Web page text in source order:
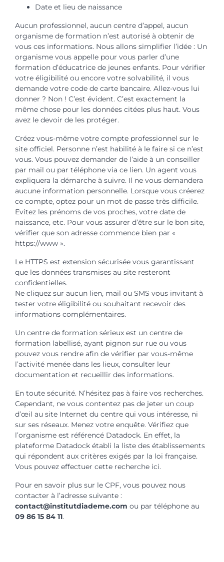
Date et lieu de naissance
Aucun professionnel, aucun centre d’appel, aucun
organisme de formation n’est autorisé à obtenir de
vous ces informations. Nous allons simplifier l’idée : Un
organisme vous appelle pour vous parler d’une
formation d’éducatrice de jeunes enfants. Pour vérifier
votre éligibilité ou encore votre solvabilité, il vous
demande votre code de carte bancaire. Allez-vous lui
donner ? Non ! C’est évident. C’est exactement la
même chose pour les données citées plus haut. Vous
avez le devoir de les protéger.
Créez vous-même votre compte professionnel sur le
site officiel. Personne n’est habilité à le faire si ce n’est
vous. Vous pouvez demander de l’aide à un conseiller
par mail ou par téléphone via ce lien. Un agent vous
expliquera la démarche à suivre. Il ne vous demandera
aucune information personnelle. Lorsque vous créerez
ce compte, optez pour un mot de passe très difficile.
Evitez les prénoms de vos proches, votre date de
naissance, etc. Pour vous assurer d’être sur le bon site,
vérifier que son adresse commence bien par «
https://www ».
Le HTTPS est extension sécurisée vous garantissant
que les données transmises au site resteront
confidentielles.
Ne cliquez sur aucun lien, mail ou SMS vous invitant à
tester votre éligibilité ou souhaitant recevoir des
informations complémentaires.
Un centre de formation sérieux est un centre de
formation labellisé, ayant pignon sur rue ou vous
pouvez vous rendre afin de vérifier par vous-même
l’activité menée dans les lieux, consulter leur
documentation et recueillir des informations.
En toute sécurité. N’hésitez pas à faire vos recherches.
Cependant, ne vous contentez pas de jeter un coup
d’œil au site Internet du centre qui vous intéresse, ni
sur ses réseaux. Menez votre enquête. Vérifiez que
l’organisme est référencé Datadock. En effet, la
plateforme Datadock établi la liste des établissements
qui répondent aux critères exigés par la loi française.
Vous pouvez effectuer cette recherche ici.
Pour en savoir plus sur le CPF, vous pouvez nous
contacter à l’adresse suivante :
contact@institutdiademe.com ou par téléphone au
09 86 15 84 11.